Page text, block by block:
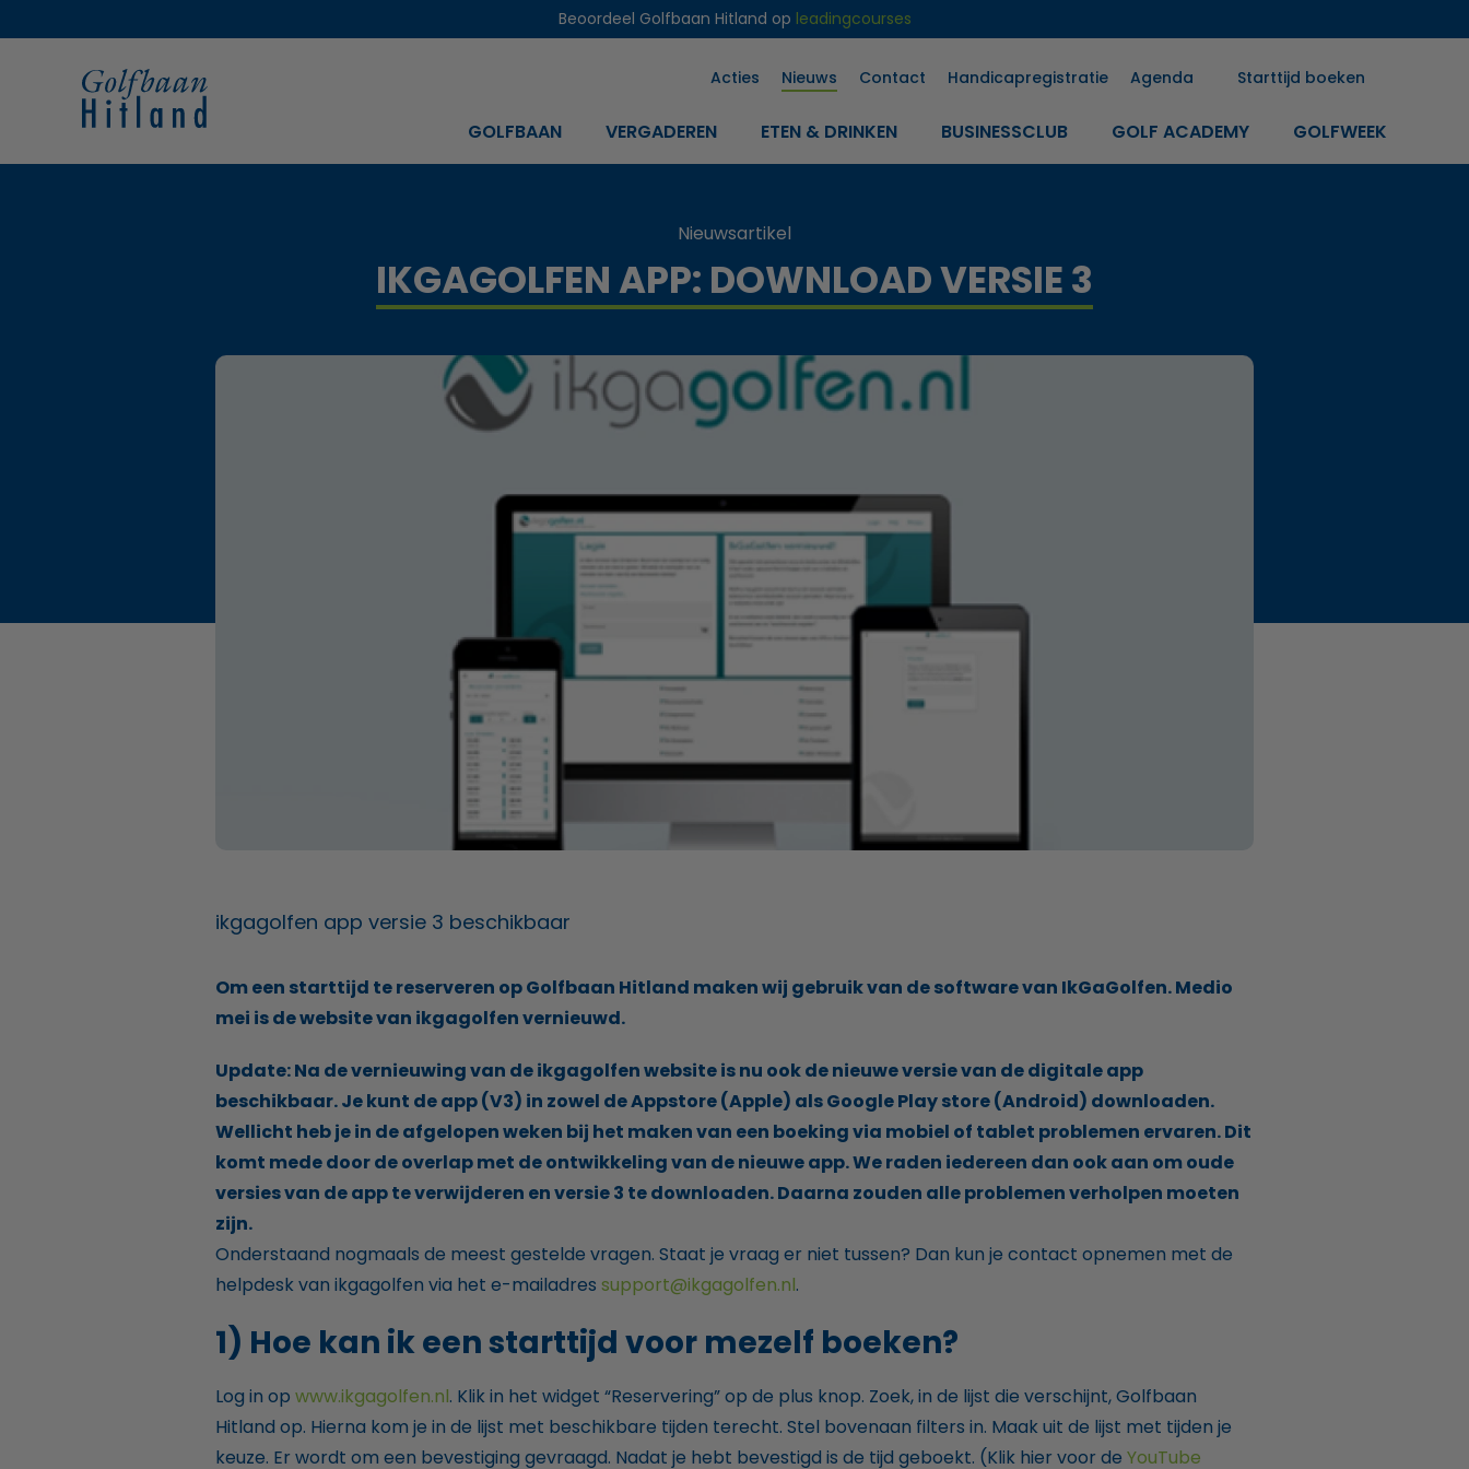
Beoordeel Golfbaan Hitland op leadingcourses
Acties Nieuws Contact Handicapregistratie Agenda Starttijd boeken
GOLFBAAN VERGADEREN ETEN & DRINKEN BUSINESSCLUB GOLF ACADEMY GOLFWEEK
Nieuwsartikel
IKGAGOLFEN APP: DOWNLOAD VERSIE 3
ikgagolfen app versie 3 beschikbaar
Om een starttijd te reserveren op Golfbaan Hitland maken wij gebruik van de software van IkGaGolfen. Medio
mei is de website van ikgagolfen vernieuwd.
Update: Na de vernieuwing van de ikgagolfen website is nu ook de nieuwe versie van de digitale app
beschikbaar. Je kunt de app (V3) in zowel de Appstore (Apple) als Google Play store (Android) downloaden.
Wellicht heb je in de afgelopen weken bij het maken van een boeking via mobiel of tablet problemen ervaren. Dit
komt mede door de overlap met de ontwikkeling van de nieuwe app. We raden iedereen dan ook aan om oude
versies van de app te verwijderen en versie 3 te downloaden. Daarna zouden alle problemen verholpen moeten
zijn.
Onderstaand nogmaals de meest gestelde vragen. Staat je vraag er niet tussen? Dan kun je contact opnemen met de
helpdesk van ikgagolfen via het e-mailadres support@ikgagolfen.nl.
1) Hoe kan ik een starttijd voor mezelf boeken?
Log in op www.ikgagolfen.nl. Klik in het widget “Reservering” op de plus knop. Zoek, in de lijst die verschijnt, Golfbaan
Hitland op. Hierna kom je in de lijst met beschikbare tijden terecht. Stel bovenaan filters in. Maak uit de lijst met tijden je
keuze. Er wordt om een bevestiging gevraagd. Nadat je hebt bevestigd is de tijd geboekt. (Klik hier voor de YouTube